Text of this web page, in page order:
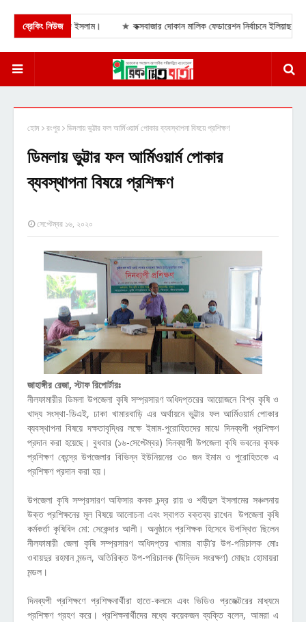
ব্রেকিং নিউজ
শামা ওবায়েদ ইসলাম। কক্সবাজার দোকান মালিক ফেডারেশন নির্বাচনে ইলিয়াছ মিয়ার
হোম রংপুর ডিমলায় ভুট্টার ফল আর্মিওয়ার্ম পোকার ব্যবস্থাপনা বিষয়ে প্রশিক্ষণ
ডিমলায় ভুট্টার ফল আর্মিওয়ার্ম পোকার
ব্যবস্থাপনা বিষয়ে প্রশিক্ষণ
সেপ্টেম্বর ১৬, ২০২০
জাহাঙ্গীর রেজা, স্টাফ রিপোর্টারঃ
নীলফামারীর ডিমলা উপজেলা কৃষি সম্প্রসারণ অধিদপ্তরের আয়োজনে বিশ্ব কৃষি ও
খাদ্য সংস্থা-ডিএই, ঢাকা খামারবাড়ি এর অর্থায়নে ভুট্টার ফল আর্মিওয়ার্ম পোকার
ব্যবস্থাপনা বিষয়ে দক্ষতাবৃদ্ধির লক্ষে ইমাম-পুরোহিতদের মাঝে দিনব্যপী প্রশিক্ষণ
প্রদান করা হয়েছে। বুধবার (১৬-সেপ্টেম্বর) দিনব্যাপী উপজেলা কৃষি ভবনের কৃষক
প্রশিক্ষণ কেন্দ্রে উপজেলার বিভিন্ন ইউনিয়নের ৩০ জন ইমাম ও পুরোহিতকে এ
প্রশিক্ষণ প্রদান করা হয়।
উপজেলা কৃষি সম্প্রসারণ অফিসার কনক চন্দ্র রায় ও শহীদুল ইসলামের সঞ্চলনায়
উক্ত প্রশিক্ষনের মূল বিষয়ে আলোচনা এবং স্বাগত বক্তব্য রাখেন উপজেলা কৃষি
কর্মকর্তা কৃষিবিদ মো: সেকেন্দার আলী। অনুষ্ঠানে প্রশিক্ষক হিসেবে উপস্থিত ছিলেন
নীলফামারী জেলা কৃষি সম্প্রসারণ অধিদপ্তর খামার বাড়ী’র উপ-পরিচালক মোঃ
ওবায়দুর রহমান মন্ডল, অতিরিক্ত উপ-পরিচালক (উদ্ভিদ সংরক্ষণ) মোছাঃ হোমায়রা
মন্ডল।
দিনব্যপী প্রশিক্ষণে প্রশিক্ষনার্থীরা হাতে-কলমে এবং ভিডিও প্রজেক্টরের মাধ্যমে
প্রশিক্ষণ গ্রহণ করে। প্রশিক্ষনার্থীদের মধ্যে কয়েকজন ব্যক্তি বলেন, আমরা এ